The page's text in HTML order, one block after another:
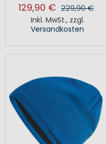
129,90 € 229,90 €
Inkl. MwSt., zzgl.
Versandkosten